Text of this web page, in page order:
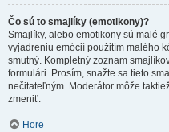
Čo sú to smajlíky (emotikony)?
Smajlíky, alebo emotikony sú malé
vyjadreniu emócií použitím malého
smutný. Kompletný zoznam
formulári. Prosím, snažte sa tieto
nečitateľným. Moderátor môže
zmeniť.
Hore